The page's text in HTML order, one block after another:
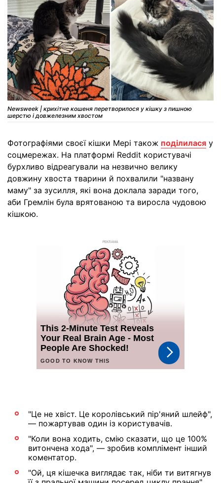
Newsweek | крихітне кошеня перетворилося у кішку з пишною
шерстю і довжелезним хвостом
Фотографіями своєї кішки Мері також поділилася у
соцмережах. На платформі Reddit користувачі
бурхливо відреагували на незвично велику
довжину хвоста тварини й похвалили "названу
маму" за зусилля, які вона доклала заради того,
аби Гремлін була врятованою та виросла чудовою
кішкою.
РЕКЛАМА
"Це не хвіст. Це королівський пір'яний шлейф",
— пожартував один із користувачів.
"Коли вона ходить, смію сказати, що це 100%
витончена хода", — зробив комплімент інший
коментатор.
"Ой, ця кішечка виглядає так, ніби ти витягнув